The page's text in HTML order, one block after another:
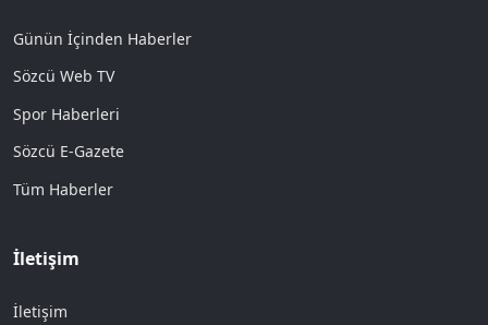
Günün İçinden Haberler
Sözcü Web TV
Spor Haberleri
Sözcü E-Gazete
Tüm Haberler
İletişim
İletişim